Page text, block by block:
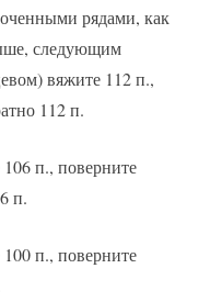
рядами, как
следующим
вяжите 112 п.,
112 п.
п., поверните
п.
п., поверните